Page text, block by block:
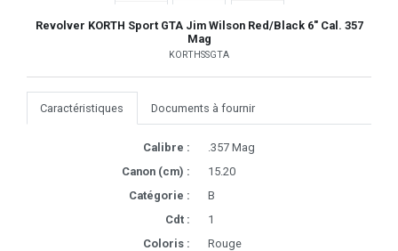
Revolver KORTH Sport GTA Jim Wilson Red/Black 6" Cal. 357
Mag
KORTHSSGTA
Caractéristiques Documents à fournir
Calibre :
.357 Mag
Canon (cm) :
15.20
Catégorie :
B
Cdt :
1
Coloris :
Rouge